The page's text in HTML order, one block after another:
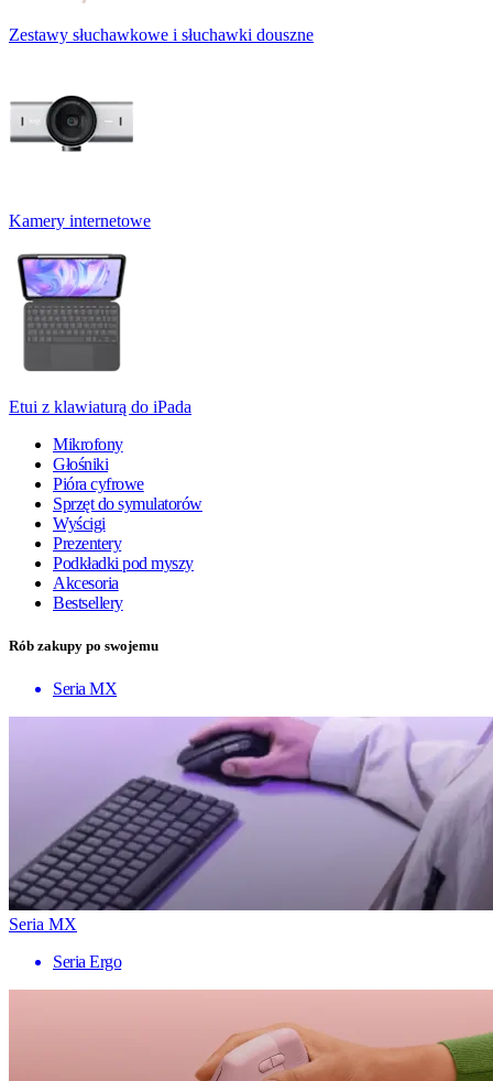
Zestawy słuchawkowe i słuchawki douszne
Kamery internetowe
Etui z klawiaturą do iPada
Mikrofony
Głośniki
Pióra cyfrowe
Sprzęt do symulatorów
Wyścigi
Prezentery
Podkładki pod myszy
Akcesoria
Bestsellery
Rób zakupy po swojemu
Seria MX
Seria MX
Seria Ergo